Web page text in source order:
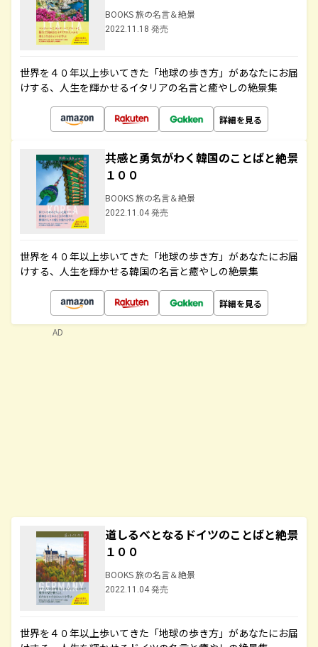
BOOKS 旅の名言＆絶景
2022.11.18 発売
世界を４０年以上歩いてきた「地球の歩き方」があなたにお届
けする、人生を輝かせるイタリアの名言と癒やしの絶景集
詳細を見る
共感と勇気がわく韓国のことばと絶景
１００
BOOKS 旅の名言＆絶景
2022.11.04 発売
世界を４０年以上歩いてきた「地球の歩き方」があなたにお届
けする、人生を輝かせる韓国の名言と癒やしの絶景集
詳細を見る
道しるべとなるドイツのことばと絶景
１００
BOOKS 旅の名言＆絶景
2022.11.04 発売
世界を４０年以上歩いてきた「地球の歩き方」があなたにお届
AD